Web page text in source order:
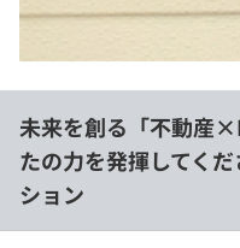
未来を創る「不動産
たの力を発揮してく
ション